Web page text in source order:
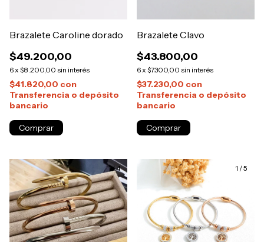
Brazalete Caroline dorado
$49.200,00
6 x $8.200,00 sin interés
$41.820,00 con
Transferencia o depósito
bancario
Brazalete Clavo
$43.800,00
6 x $7.300,00 sin interés
$37.230,00 con
Transferencia o depósito
bancario
Comprar
1/4 1 /5